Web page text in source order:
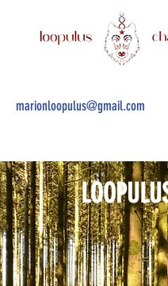
marionloopulus@gmail.com